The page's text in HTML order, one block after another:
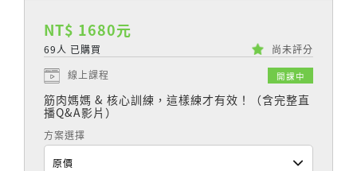
NT$ 1680元
69人 已購買
尚未評分
線上課程
開課中
筋肉媽媽 & 核心訓練，這樣練才有效！（含完整直
播Q&A影片）
方案選擇